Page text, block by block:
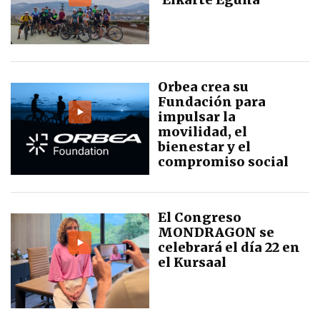
Orbea crea su
Fundación para
impulsar la
movilidad, el
bienestar y el
compromiso social
El Congreso
MONDRAGON se
celebrará el día 22 en
el Kursaal